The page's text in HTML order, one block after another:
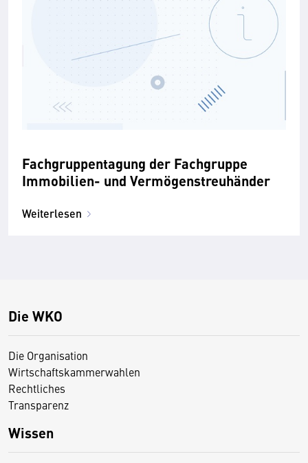
Fachgruppentagung der Fachgruppe
Immobilien- und Vermögenstreuhänder
Weiterlesen
Die WKO
Die Organisation
Wirtschaftskammerwahlen
Rechtliches
Transparenz
Wissen